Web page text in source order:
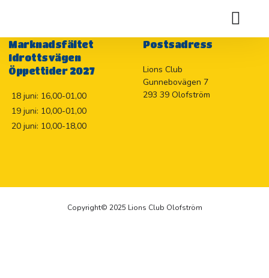
Postsadress
Lions Club
Gunnebovägen 7
293 39 Olofström
Marknadsfältet
Idrottsvägen
Öppettider 2027
18 juni: 16,00-01,00
19 juni: 10,00-01,00
20 juni: 10,00-18,00
Copyright© 2025 Lions Club Olofström